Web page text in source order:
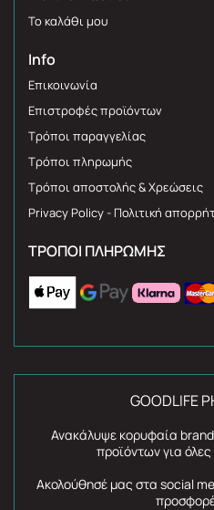
Το καλάθι μου
Info
Επικοινωνία
Επιστροφές προϊόντων
Τρόποι παραγγελίας
Τρόποι πληρωμής
Τρόποι αποστολής & Χρεώσεις
Privacy Policy - Πολιτική
ΤΡΌΠΟΙ ΠΛΗΡΩΜΉΣ
GOODLIFE
Ανακάλυψε κορυφαία
προϊόντων για
Ακολούθησέ μας στα social